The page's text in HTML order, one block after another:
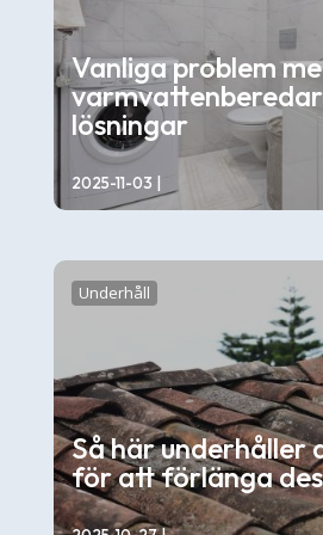
Vanliga problem
lösningar
2025-11-03
Underhåll
Så här underhåller
för att förlänga